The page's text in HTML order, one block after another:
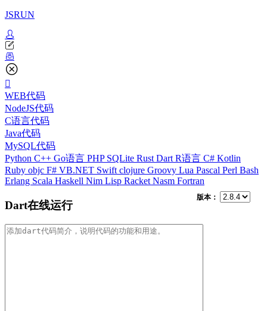
JSRUN
WEB代码
NodeJS代码
C语言代码
Java代码
MySQL代码
Python C++ Go语言 PHP SQLite Rust Dart R语言 C# Kotlin
Ruby objc F# VB.NET Swift clojure Groovy Lua Pascal Perl Bash
Erlang Scala Haskell Nim Lisp Racket Nasm Fortran
Dart在线运行
版本：